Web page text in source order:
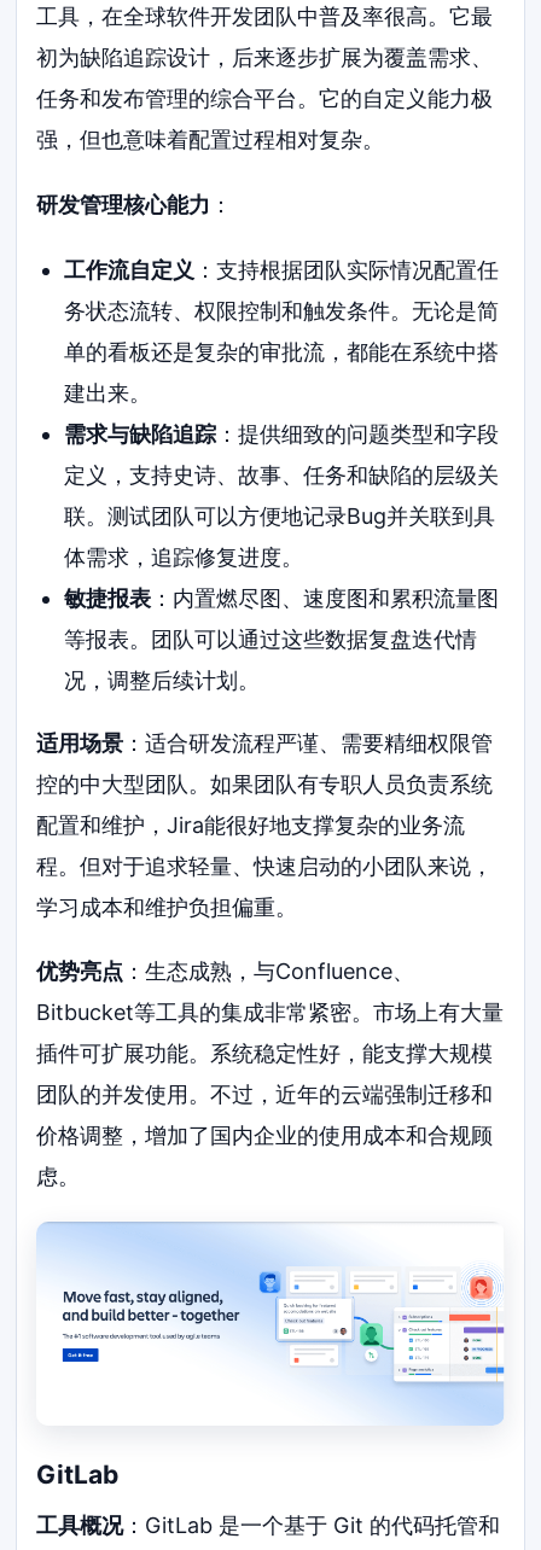
工具，在全球软件开发团队中普及率很高。它最
初为缺陷追踪设计，后来逐步扩展为覆盖需求、
任务和发布管理的综合平台。它的自定义能力极
强，但也意味着配置过程相对复杂。
研发管理核心能力 ：
工作流自定义 ：支持根据团队实际情况配置任
务状态流转、权限控制和触发条件。无论是简
单的看板还是复杂的审批流，都能在系统中搭
建出来。
需求与缺陷追踪：提供细致的问题类型和字段
定义，支持史诗、故事、任务和缺陷的层级关
联。测试团队可以方便地记录Bug并关联到具
体需求，追踪修复进度。
敏捷报表：内置燃尽图、速度图和累积流量图
等报表。团队可以通过这些数据复盘迭代情
况，调整后续计划。
适用场景 ：适合研发流程严谨、需要精细权限管
控的中大型团队。如果团队有专职人员负责系统
配置和维护，Jira能很好地支撑复杂的业务流
程。但对于追求轻量、快速启动的小团队来说，
学习成本和维护负担偏重。
优势亮点 ：生态成熟，与Confluence、
Bitbucket等工具的集成非常紧密。市场上有大量
插件可扩展功能。系统稳定性好，能支撑大规模
团队的并发使用。不过，近年的云端强制迁移和
价格调整，增加了国内企业的使用成本和合规顾
虑。
GitLab
工具概况：GitLab 是一个基于 Git 的代码托管和